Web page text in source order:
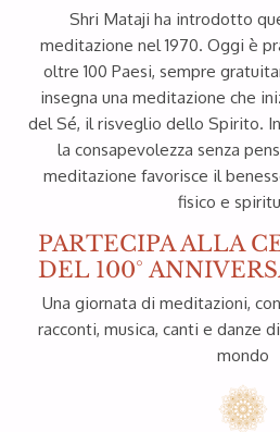
Download 10cm
Download 15cm
Photo 5
Shri Mataji ha introdotto
meditazione nel 1970. Oggi è
oltre 100 Paesi, sempre
insegna una meditazione che
del Sé, il risveglio dello Spirito.
la consapevolezza senza
meditazione favorisce il
fisico e
PARTECIPA ALLA
DEL 100°
Una giornata di meditazioni,
racconti, musica, canti e danze
mondo